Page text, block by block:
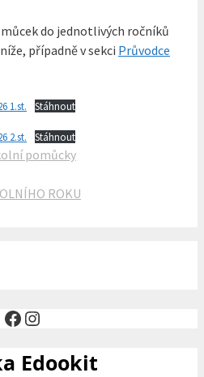
do jednotlivých ročníků
případně v sekci Průvodce
1.st. Stáhnout
2.st. Stáhnout
pomůcky
ROKU
Facebook
Instagram
Edookit